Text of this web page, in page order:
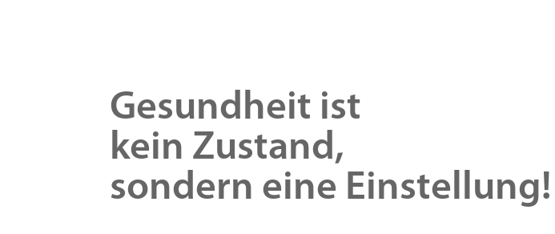
Gesundheit ist
kein Zustand,
sondern eine Einstellung!